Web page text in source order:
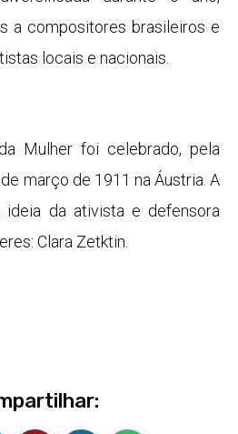
a compositores brasileiros e
locais e nacionais.
Mulher foi celebrado, pela
março de 1911 na Áustria. A
ideia da ativista e defensora
Clara Zetktin.